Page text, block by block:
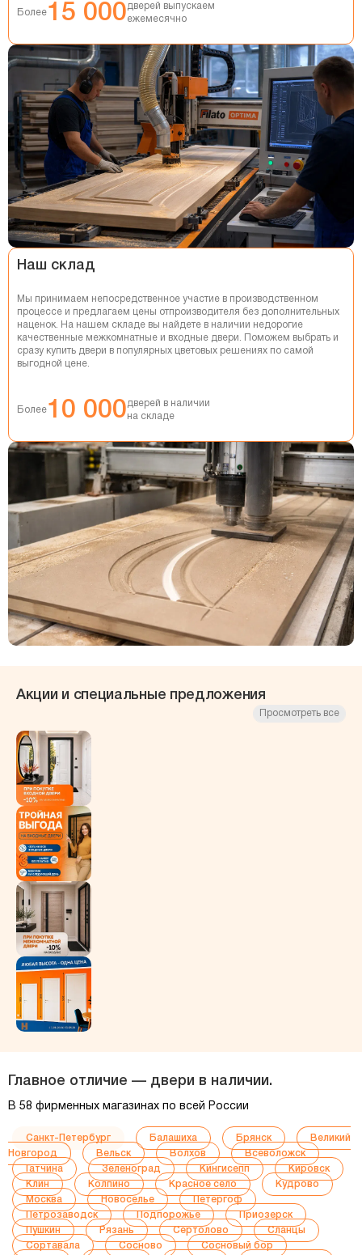
НАТЯЖНЫЕ ПОТОЛКИ
РЕМОНТ КВАРТИР
Более15 000дверей выпускаем
ежемесячно
Наш склад
Мы принимаем непосредственное участие в производственном
процессе и предлагаем цены отпроизводителя без дополнительных
наценок. На нашем складе вы найдете в наличии недорогие
качественные межкомнатные и входные двери. Поможем выбрать и
сразу купить двери в популярных цветовых решениях по самой
выгодной цене.
Более10 000дверей в наличии
на складе
Акции и специальные предложения
Просмотреть все
Главное отличие — двери в наличии.
В 58 фирменных магазинах по всей России
Санкт-Петербург Балашиха Брянск
Великий
Новгород
Вельск Волхов
Всеволожск
Гатчина
Зеленоград Кингисепп
Кировск
Клин
Колпино Красное село
Кудрово
Москва
Новоселье
Петергоф
Петрозаводск
Подпорожье
Приозерск
Пушкин
Рязань Сертолово
Сланцы
Сортавала
Сосново
Сосновый бор